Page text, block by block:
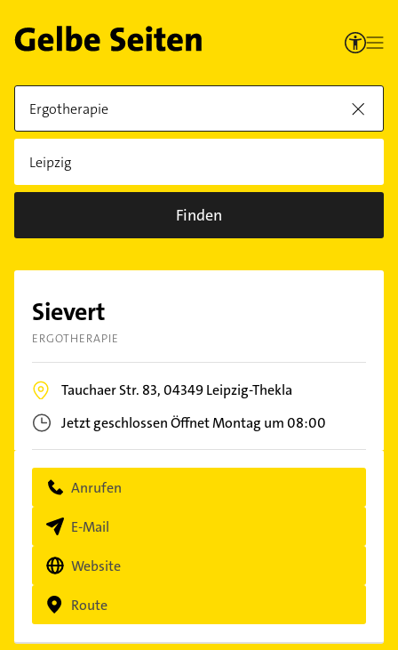
Finden
Sievert
ERGOTHERAPIE
Tauchaer Str. 83,04349Leipzig-Thekla
Jetzt geschlossenÖffnet Montag um 08:00
Anrufen
E-Mail
Website
Route